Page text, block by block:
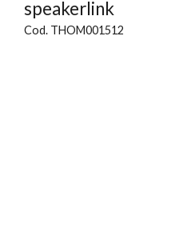
speakerlink
Cod. THOM001512